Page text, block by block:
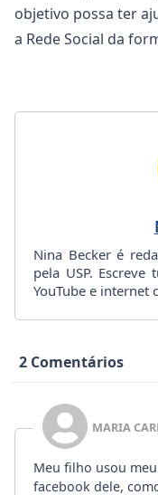
objetivo possa ter
a Rede Social da
Nina Becker é
pela USP.
YouTube e internet
2 Comentários
MARIA
Meu filho usou
facebook dele,